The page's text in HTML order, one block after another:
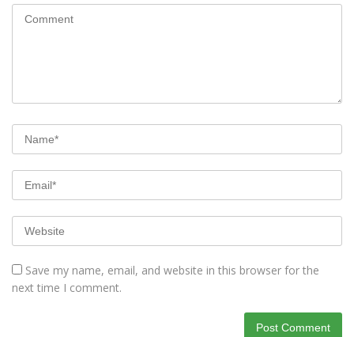
Save my name, email, and website in this browser for the
next time I comment.